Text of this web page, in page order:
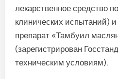
лекарственное средство
клинических испытаний)
препарат «Тамбуил
(зарегистрирован
техническим условиям).